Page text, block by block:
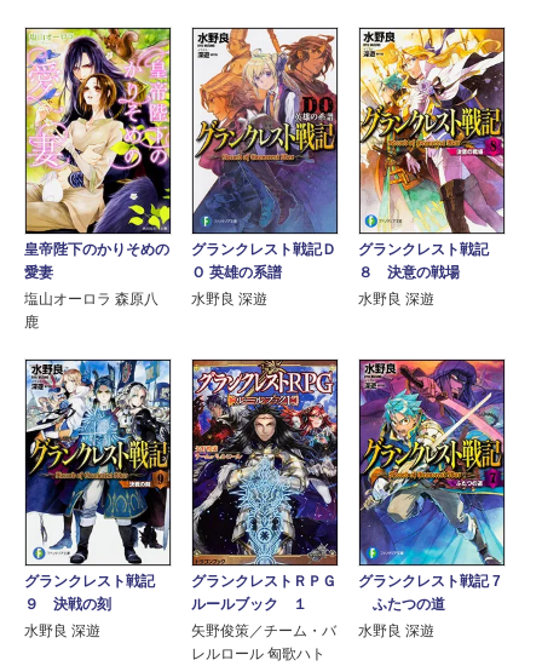
皇帝陛下のかりそめの
愛妻
塩山オーロラ 森原八
鹿
グランクレスト戦記Ｄ
Ｏ 英雄の系譜
水野良 深遊
グランクレスト戦記
８ 決意の戦場
水野良 深遊
グランクレスト戦記
９ 決戦の刻
水野良 深遊
グランクレストＲＰＧ
ルールブック １
矢野俊策／チーム・バ
レルロール 匈歌ハト
グランクレスト戦記 7
ふたつの道
水野良 深遊